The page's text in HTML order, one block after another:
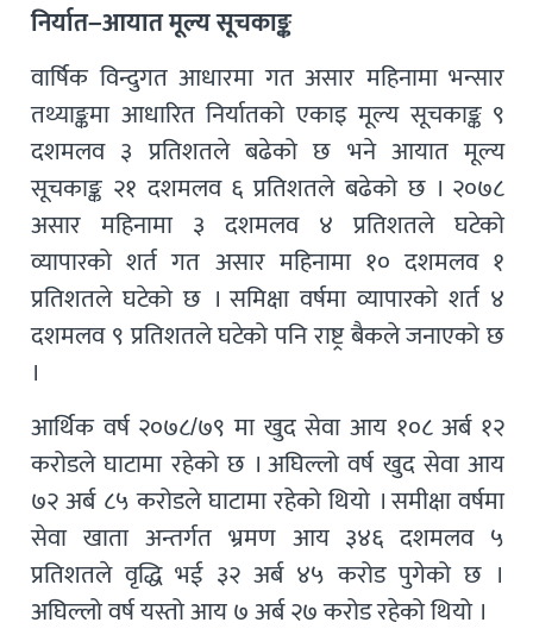
निर्यात–आयात मूल्य सूचकाङ्क
वार्षिक विन्दुगत आधारमा गत असार महिनामा भन्सार
तथ्याङ्कमा आधारित निर्यातको एकाइ मूल्य सूचकाङ्क ९
दशमलव ३ प्रतिशतले बढेको छ भने आयात मूल्य
सूचकाङ्क २१ दशमलव ६ प्रतिशतले बढेको छ । २०७८
असार महिनामा ३ दशमलव ४ प्रतिशतले घटेको
व्यापारको शर्त गत असार महिनामा १० दशमलव १
प्रतिशतले घटेको छ । समिक्षा वर्षमा व्यापारको शर्त ४
दशमलव ९ प्रतिशतले घटेको पनि राष्ट्र बैकले जनाएको छ
।
आर्थिक वर्ष २०७८/७९ मा खुद सेवा आय १०८ अर्ब १२
करोडले घाटामा रहेको छ । अघिल्लो वर्ष खुद सेवा आय
७२ अर्ब ८५ करोडले घाटामा रहेको थियो । समीक्षा वर्षमा
सेवा खाता अन्तर्गत भ्रमण आय ३४६ दशमलव ५
प्रतिशतले वृद्धि भई ३२ अर्ब ४५ करोड पुगेको छ ।
अघिल्लो वर्ष यस्तो आय ७ अर्ब २७ करोड रहेको थियो ।